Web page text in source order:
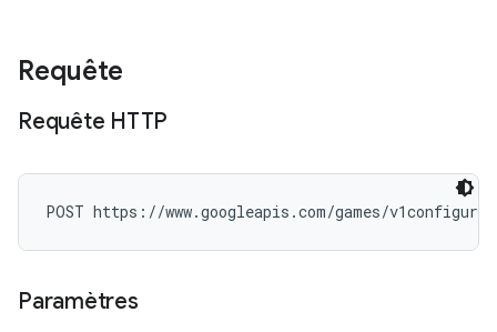
Requête
Requête HTTP
POST https://www.googleapis.com/games/
Paramètres